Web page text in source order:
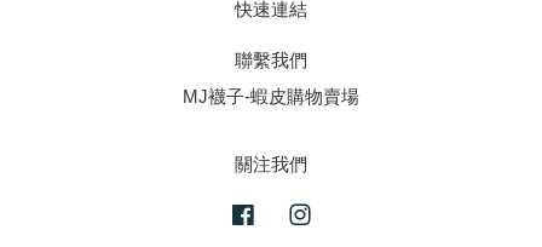
快速連結
聯繫我們
MJ襪子-蝦皮購物賣場
關注我們
Facebook